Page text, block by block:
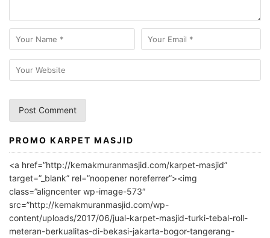
A
l
r
n
a
PROMO KARPET MASJID
<a href=”http://kemakmuranmasjid.com/karpet-masjid”
target=”_blank” rel=”noopener noreferrer”><img
class=”aligncenter wp-image-573″
src=”http://kemakmuranmasjid.com/wp-
content/uploads/2017/06/jual-karpet-masjid-turki-tebal-roll-
meteran-berkualitas-di-bekasi-jakarta-bogor-tangerang-